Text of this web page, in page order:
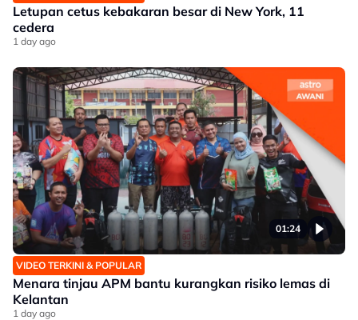
Letupan cetus kebakaran besar di New York, 11
cedera
1 day ago
01:24
VIDEO TERKINI & POPULAR
Menara tinjau APM bantu kurangkan risiko lemas di
Kelantan
1 day ago